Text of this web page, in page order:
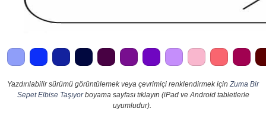
Yazdırılabilir sürümü görüntülemek veya çevrimiçi renklendirmek için Zuma Bir
Sepet Elbise Taşıyorboyama sayfası tıklayın (iPad ve Android tabletlerle
uyumludur).